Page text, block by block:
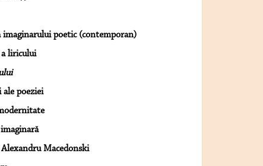
poetic (contemporan)
liricului
poeziei
Macedonski